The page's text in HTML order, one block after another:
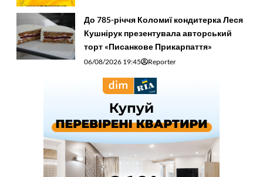
До 785-річчя Коломиї кондитерка Леся
Кушнірук презентувала авторський
торт «Писанкове Прикарпаття»
06/08/2026 19:45 Reporter